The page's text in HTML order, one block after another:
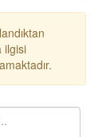
ilgisi